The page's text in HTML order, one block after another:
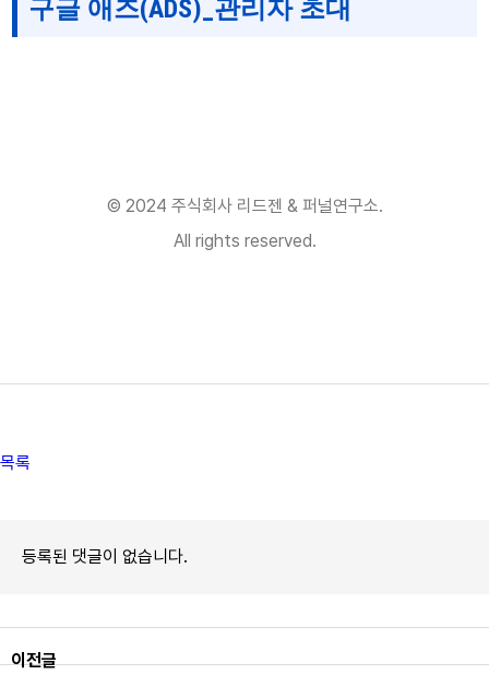
구글 애즈(ADS)_관리자 초대
© 2024 주식회사 리드젠 & 퍼널연구소.
All rights reserved.
목록
등록된 댓글이 없습니다.
이전글